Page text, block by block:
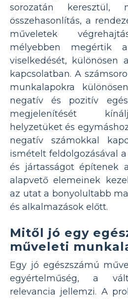
sorozatán
összehasonlítás, a
műveletek
mélyebben megértik
viselkedését, különösen
kapcsolatban. A
munkalapokra
negatív és pozitív
megjelenítését
helyzetüket és
negatív számokkal
ismételt feldolgozásával
és jártasságot építenek
alapvető elemeinek
az utat a bonyolultabb
és alkalmazások előtt.
Mitől jó egy
műveleti
Egy jó egészszámú
egyértelműség, a
relevancia jellemzi. A